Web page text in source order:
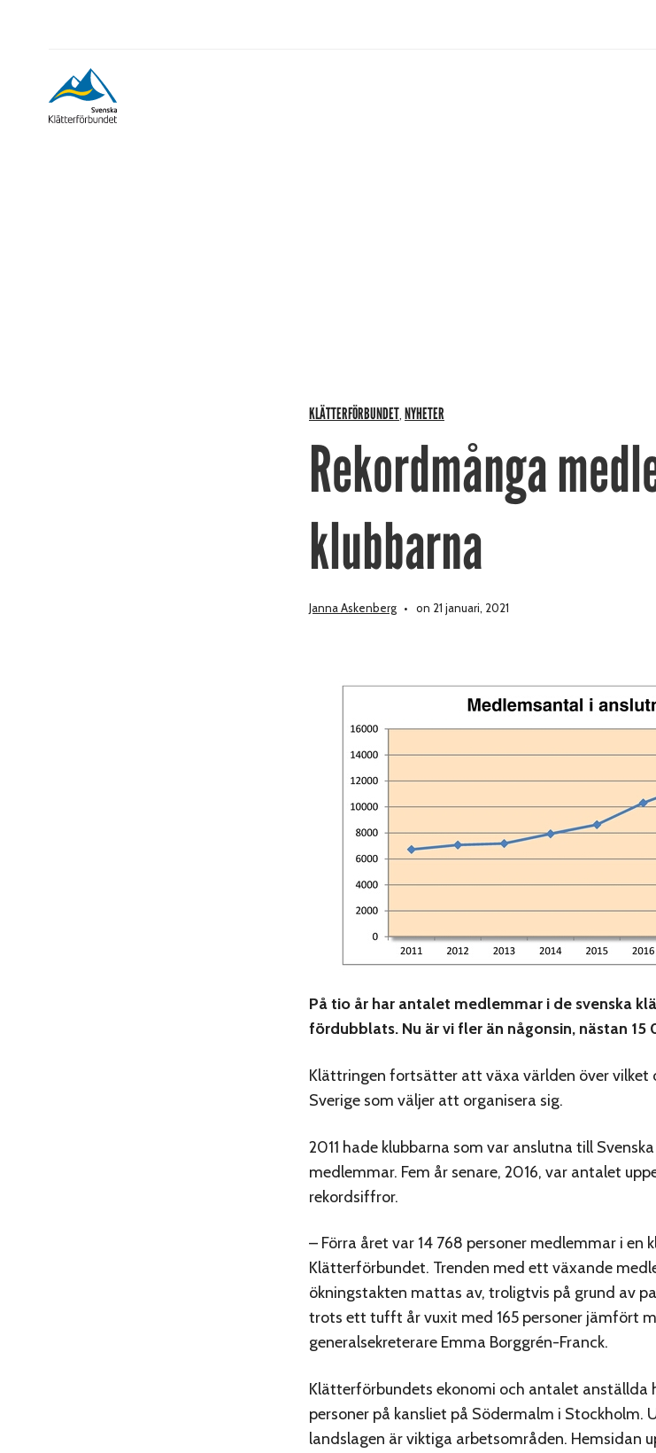
KLÄTTERFÖRBUNDET, NYHETER
Rekordmånga
klubbarna
Janna Askenberg on 21 januari, 2021
På tio år har antalet medlemmar i de svenska
fördubblats. Nu är vi fler än någonsin, nästan 15
Klättringen fortsätter att växa världen över vilket
Sverige som väljer att organisera sig.
2011 hade klubbarna som var anslutna till
medlemmar. Fem år senare, 2016, var antalet
rekordsiffror.
– Förra året var 14 768 personer medlemmar i en
Klätterförbundet. Trenden med ett växande
ökningstakten mattas av, troligtvis på grund av
trots ett tufft år vuxit med 165 personer jämfört
generalsekreterare Emma Borggrén-Franck.
Klätterförbundets ekonomi och antalet anställda
personer på kansliet på Södermalm i Stockholm.
landslagen är viktiga arbetsområden. Hemsidan